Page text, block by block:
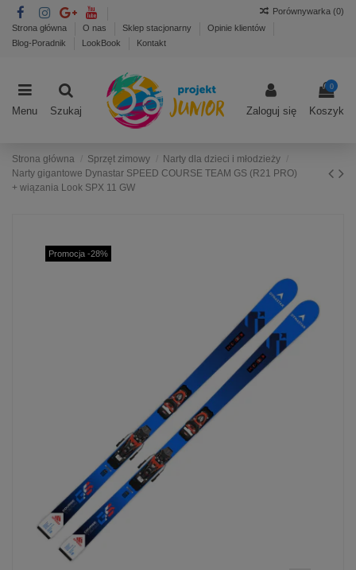
Strona główna O nas Sklep stacjonarny
Opinie klientów
Blog-Poradnik
LookBook Kontakt
Porównywarka (0)
Menu Szukaj Zaloguj się
0
Koszyk
Strona główna Sprzęt zimowy
Narty dla dzieci i młodzieży
Narty gigantowe Dynastar SPEED COURSE TEAM GS (R21 PRO)
+ wiązania Look SPX 11 GW
Promocja -28%